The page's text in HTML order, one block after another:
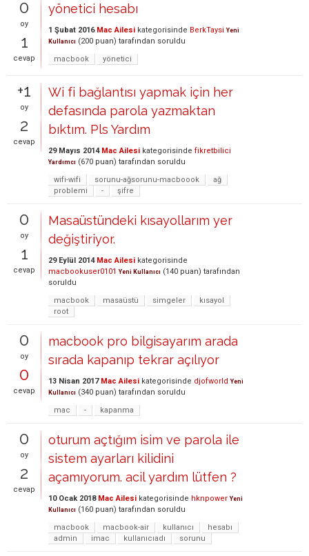
0
oy
1
cevap
yönetici hesabı
1 Şubat 2016 Mac Ailesi kategorisinde BerkTaysi Yeni
Kullanıcı (200 puan) tarafından soruldu
macbook
yönetici
+1
oy
2
cevap
Wi fi bağlantısı yapmak için her
defasında parola yazmaktan
bıktım. Pls Yardım
29 Mayıs 2014 Mac Ailesi kategorisinde fikretbilici
Yardımcı (670 puan) tarafından soruldu
wifi-wifi
sorunu-ağsorunu-macboook
ağ
problemi
- şifre
0
oy
1
cevap
Masaüstündeki kısayollarım yer
değiştiriyor.
29 Eylül 2014 Mac Ailesi kategorisinde
macbookuser0101 Yeni Kullanıcı (140 puan) tarafından
soruldu
macbook
masaüstü simgeler
kısayol
root
0
oy
0
cevap
macbook pro bilgisayarım arada
sırada kapanıp tekrar açılıyor
13 Nisan 2017 Mac Ailesi kategorisinde djofworld Yeni
Kullanıcı (340 puan) tarafından soruldu
mac
- kapanma
0
oy
2
cevap
oturum açtığım isim ve parola ile
sistem ayarları kilidini
açamıyorum. acil yardım lütfen ?
10 Ocak 2018 Mac Ailesi kategorisinde hknpower Yeni
Kullanıcı (160 puan) tarafından soruldu
macbook
macbook-air kullanıcı
hesabı
admin
imac kullanıcıadı sorunu